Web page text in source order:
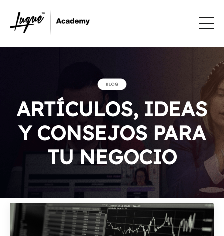
ARTÍCULOS, IDEAS
Y CONSEJOS PARA
TU NEGOCIO